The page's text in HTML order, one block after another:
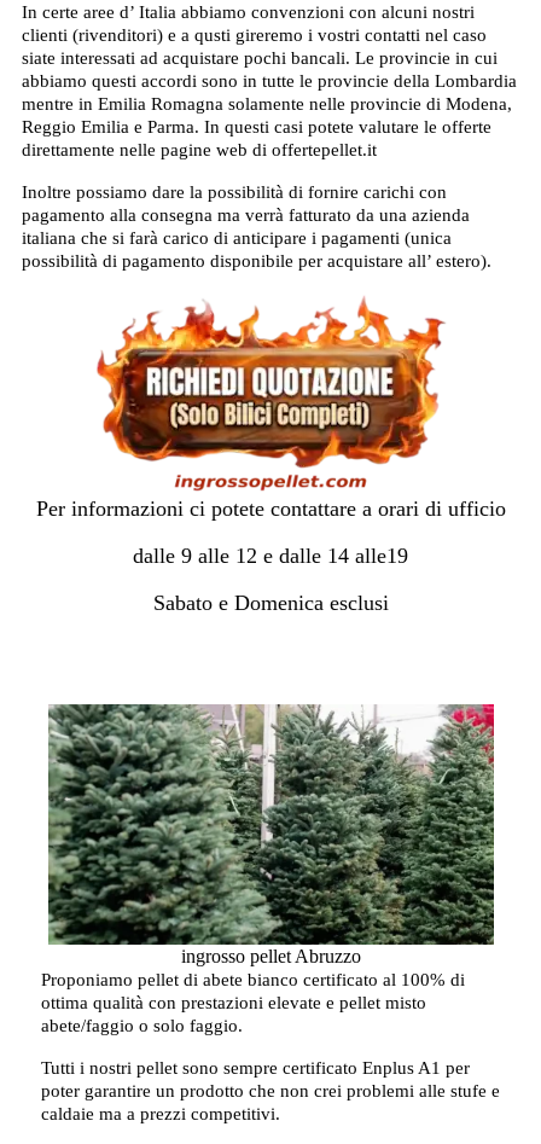
In certe aree d’ Italia abbiamo convenzioni con alcuni nostri
clienti (rivenditori) e a qusti gireremo i vostri contatti nel caso
siate interessati ad acquistare pochi bancali. Le provincie in cui
abbiamo questi accordi sono in tutte le provincie della Lombardia
mentre in Emilia Romagna solamente nelle provincie di Modena,
Reggio Emilia e Parma. In questi casi potete valutare le offerte
direttamente nelle pagine web di offertepellet.it
Inoltre possiamo dare la possibilità di fornire carichi con
pagamento alla consegna ma verrà fatturato da una azienda
italiana che si farà carico di anticipare i pagamenti (unica
possibilità di pagamento disponibile per acquistare all’ estero).
Per informazioni ci potete contattare a orari di ufficio
dalle 9 alle 12 e dalle 14 alle19
Sabato e Domenica esclusi
ingrosso pellet Abruzzo
Proponiamo pellet di abete bianco certificato al 100% di
ottima qualità con prestazioni elevate e pellet misto
abete/faggio o solo faggio.
Tutti i nostri pellet sono sempre certificato Enplus A1 per
poter garantire un prodotto che non crei problemi alle stufe e
caldaie ma a prezzi competitivi.